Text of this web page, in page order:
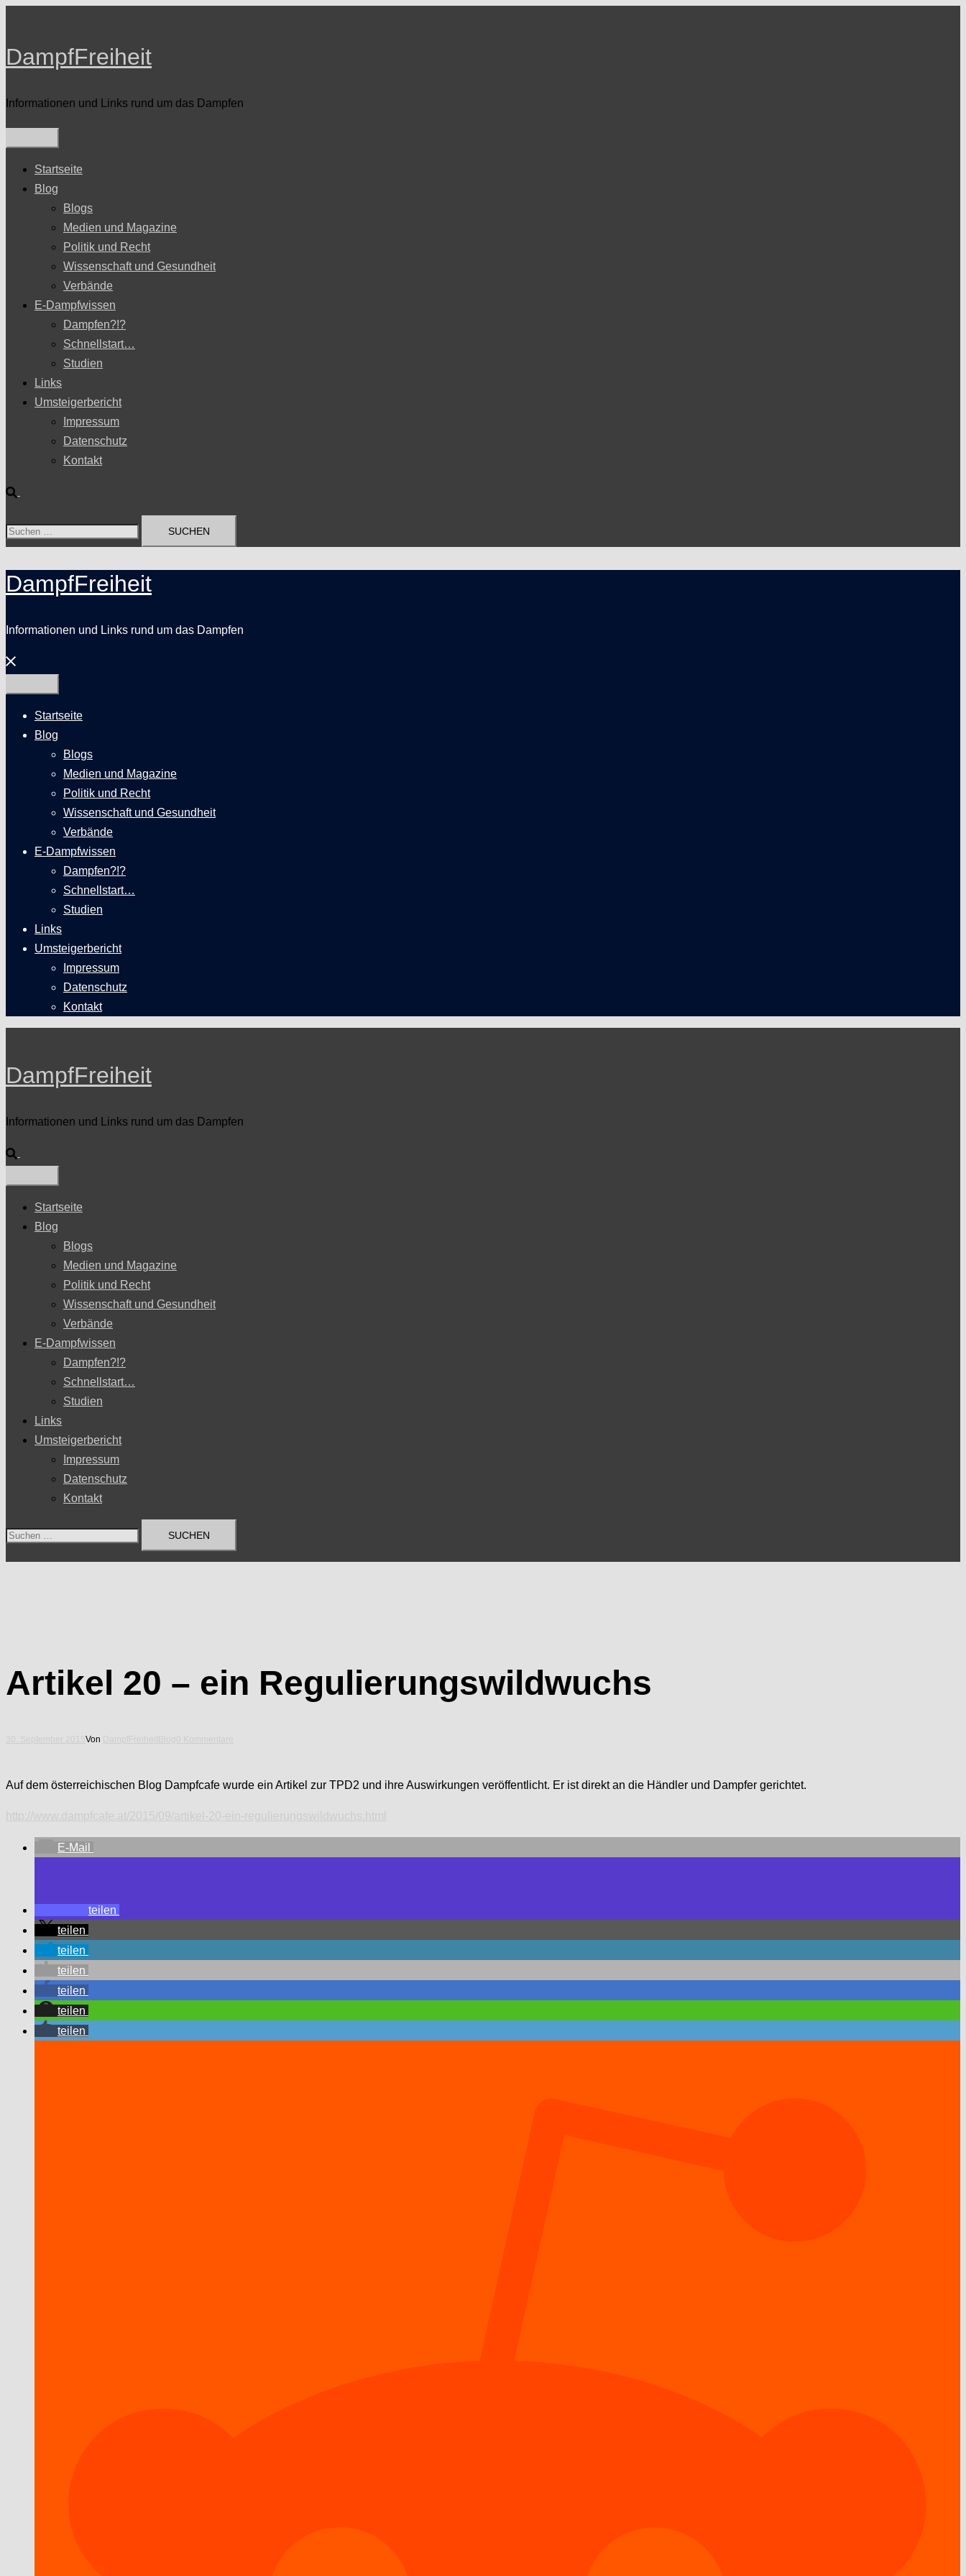
springen
DampfFreiheit
Informationen und Links rund um das Dampfen
Startseite
Blog
Blogs
Medien und Magazine
Politik und Recht
Wissenschaft und Gesundheit
Verbände
E-Dampfwissen
Dampfen?!?
Schnellstart…
Studien
Links
Umsteigerbericht
Impressum
Datenschutz
Kontakt
Suche
Suchen
DampfFreiheit
Informationen und Links rund um das Dampfen
Menü
schließen
Startseite
Blog
Blogs
Medien und Magazine
Politik und Recht
Wissenschaft und Gesundheit
Verbände
E-Dampfwissen
Dampfen?!?
Schnellstart…
Studien
Links
Umsteigerbericht
Impressum
Datenschutz
Kontakt
DampfFreiheit
Informationen und Links rund um das Dampfen
Suche
Startseite
Blog
Blogs
Medien und Magazine
Politik und Recht
Wissenschaft und Gesundheit
Verbände
E-Dampfwissen
Dampfen?!?
Schnellstart…
Studien
Links
Umsteigerbericht
Impressum
Datenschutz
Kontakt
Suchen
Artikel 20 – ein Regulierungswildwuchs
Von
Auf dem österreichischen Blog Dampfcafe wurde ein Artikel zur TPD2 und ihre Auswirkungen veröffentlicht. Er ist direkt an die Händler und Dampfer gerichtet.
E-Mail
teilen
teilen
teilen
teilen
teilen
teilen
teilen